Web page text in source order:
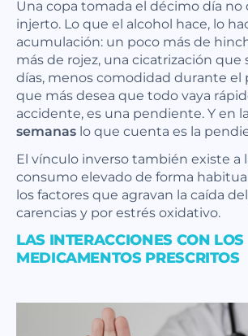
Una copa tomada el décimo día no
injerto. Lo que el alcohol hace, lo
acumulación: un poco más de
más de rojez, una cicatrización que
días, menos comodidad durante el
que más desea que todo vaya
accidente, es una pendiente. Y en
semanas lo que cuenta es la
El vínculo inverso también existe a
consumo elevado de forma
los factores que agravan la caída
carencias y por estrés oxidativo.
LAS INTERACCIONES CON LOS
MEDICAMENTOS PRESCRITOS